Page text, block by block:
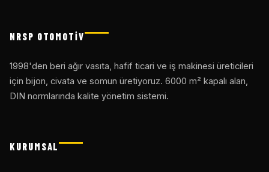
NRSP OTOMOTİV
1998'den beri ağır vasıta, hafif ticari ve iş makinesi üreticileri
için bijon, civata ve somun üretiyoruz. 6000 m² kapalı alan,
DIN normlarında kalite yönetim sistemi.
KURUMSAL